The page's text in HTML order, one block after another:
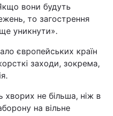
вони будуть
то загострення
уникнути».
європейських країн
заходи, зокрема,
хворих не більша, ніж в
на вільне